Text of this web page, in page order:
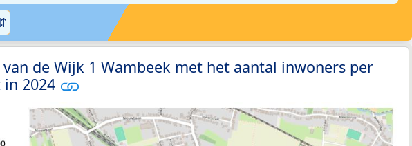
van de Wijk 1 Wambeek met het aantal inwoners per
2024